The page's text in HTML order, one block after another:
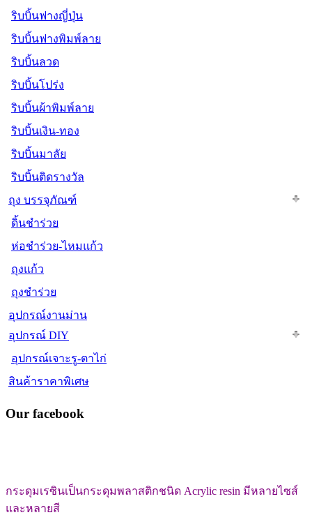
ริบบิ้นฟางญี่ปุ่น
ริบบิ้นฟางพิมพ์ลาย
ริบบิ้นลวด
ริบบิ้นโปร่ง
ริบบิ้นผ้าพิมพ์ลาย
ริบบิ้นเงิน-ทอง
ริบบิ้นมาลัย
ริบบิ้นติดรางวัล
ถุง บรรจุภัณฑ์
ดิ้นชำร่วย
ห่อชำร่วย-ไหมแก้ว
ถุงแก้ว
ถุงชำร่วย
อุปกรณ์งานม่าน
อุปกรณ์ DIY
อุปกรณ์เจาะรู-ตาไก่
สินค้าราคาพิเศษ
Our facebook
กระดุมเรซินเป็นกระดุมพลาสติกชนิด Acrylic resin มีหลายไซส์
และหลายสี